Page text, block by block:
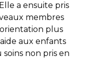
a ensuite pris
membres
plus
aux enfants
non pris en